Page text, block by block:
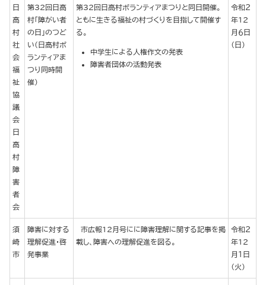
日
高
村
社
会
福
祉
協
議
会
日
高
村
障
害
者
会
第32回日高
村「障がい者
の日」のつど
い(日高村ボ
ランティアま
つり同時開
催）
第32回日高村ボランティアまつりと同日開催。
ともに生きる福祉の村づくりを目指して開催す
る。
中学生による人権作文の発表
障害者団体の活動発表
令和２
年12
月６日
（日）
須
崎
市
障害に対する
理解促進・啓
発事業
市広報12月号にに障害理解に関する記事を掲
載し、障害への理解促進を図る。
令和２
年12
月１日
（火）